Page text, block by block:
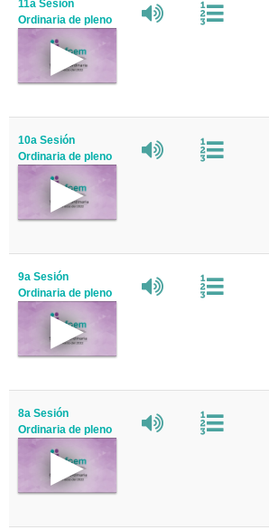
11a Sesión
Ordinaria de pleno
10a Sesión
Ordinaria de pleno
9a Sesión
Ordinaria de pleno
8a Sesión
Ordinaria de pleno